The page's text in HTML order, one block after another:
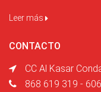
Leer más
CONTACTO
CC Al Kasar
868 619 319 -